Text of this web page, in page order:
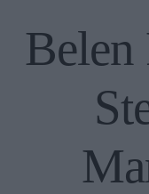
Belen